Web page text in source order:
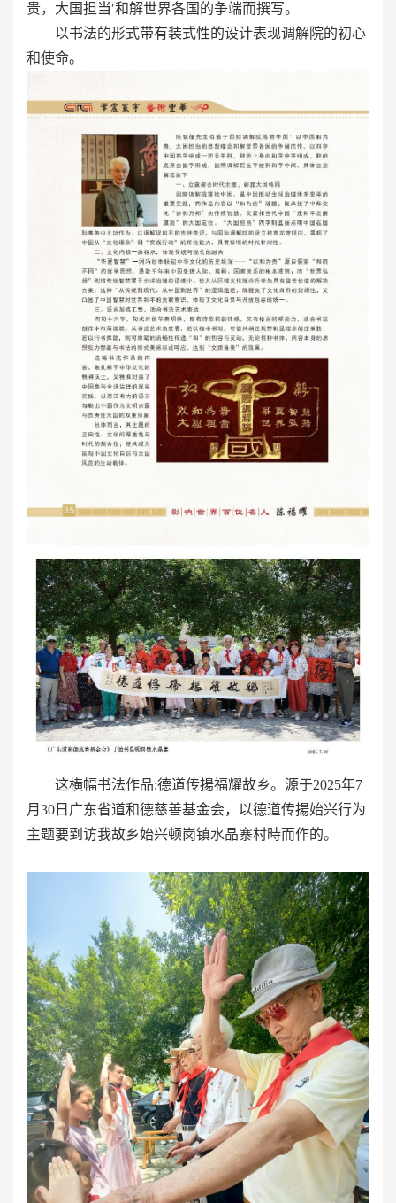
贵，大国担当′和解世界各国的争端而撰写。
以书法的形式带有装式性的设计表现调解院的初心
和使命。
这横幅书法作品:德道传揚福耀故乡。源于2025年7
月30日广东省道和德慈善基金会，以德道传揚始兴行为
主题要到访我故乡始兴顿岗镇水晶寨村時而作的。